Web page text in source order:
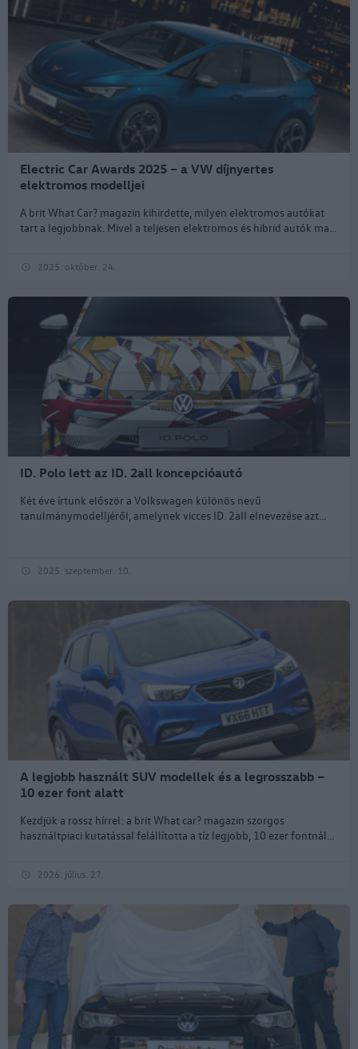
Electric Car Awards 2025 – a VW díjnyertes
elektromos modelljei
A brit What Car? magazin kihirdette, milyen elektromos autókat
tart a legjobbnak. Mivel a teljesen elektromos és hibrid autók ma...
2025. október. 24.
ID. Polo lett az ID. 2all koncepcióautó
Két éve írtunk először a Volkswagen különös nevű
tanulmánymodelljéről, amelynek vicces ID. 2all elnevezése azt...
2025. szeptember. 10.
A legjobb használt SUV modellek és a legrosszabb –
10 ezer font alatt
Kezdjük a rossz hírrel: a brit What car? magazin szorgos
használtpiaci kutatással felállította a tíz legjobb, 10 ezer fontnál...
2026. július. 27.